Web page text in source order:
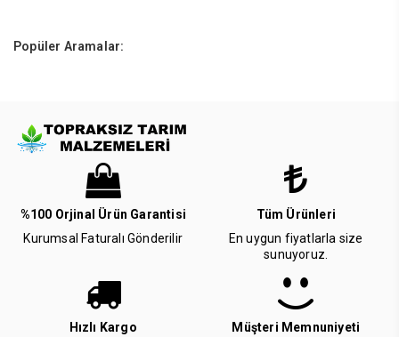
Popüler Aramalar:
%100 Orjinal Ürün Garantisi
Kurumsal Faturalı Gönderilir
Tüm Ürünleri
En uygun fiyatlarla size
sunuyoruz.
Hızlı Kargo
Müşteri Memnuniyeti